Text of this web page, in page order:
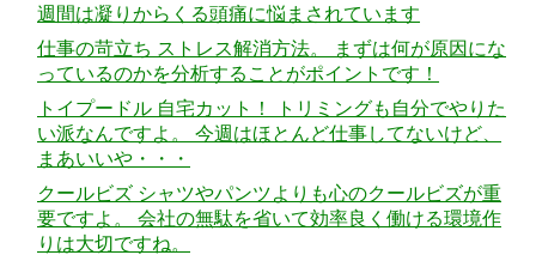
週間は凝りからくる頭痛に悩まされています
仕事の苛立ち ストレス解消方法。 まずは何が原因にな
っているのかを分析することがポイントです！
トイプードル 自宅カット！ トリミングも自分でやりた
い派なんですよ。 今週はほとんど仕事してないけど、
まあいいや・・・
クールビズ シャツやパンツよりも心のクールビズが重
要ですよ。 会社の無駄を省いて効率良く働ける環境作
りは大切ですね。